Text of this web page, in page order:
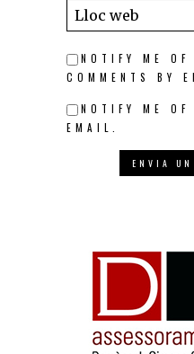
NOTIFY ME OF
COMMENTS BY
NOTIFY ME OF
EMAIL.